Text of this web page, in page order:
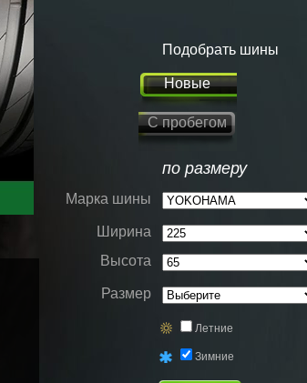
Подобрать шины
Новые
С пробегом
по размеру
Марка шины
Ширина
Высота
Размер
Летние
Зимние